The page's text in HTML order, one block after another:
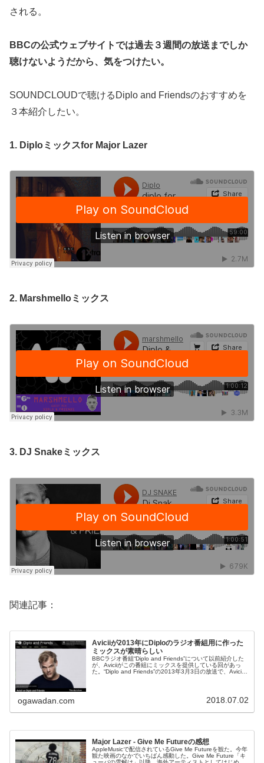
される。
BBCの公式ウェブサイトでは過去３週間の放送までしか
聴けないようだから、気をつけたい。
SOUNDCLOUDで聴けるDiplo and Friendsのおすすめを
３本紹介したい。
1. Diploミックスfor Major Lazer
2. Marshmelloミックス
3. DJ Snakeミックス
関連記事：
Aviciiが2013年にDiploのラジオ番組用に作った
ミックスが素晴らしい
BBCラジオ番組“Diplo and Friends”について以前紹介した
が、Aviciiがこの番組にミックスを提供している回があっ
た。“Diplo and Friends”の2013年3月3日の放送で、Avicii
ogawadan.com 2018.07.02
Major Lazer - Give Me Futureの感想
AppleMusicで配信されているGive Me Futureを観た。今年
観た映画のなかでいちばん感動した。Give Me Future「キ